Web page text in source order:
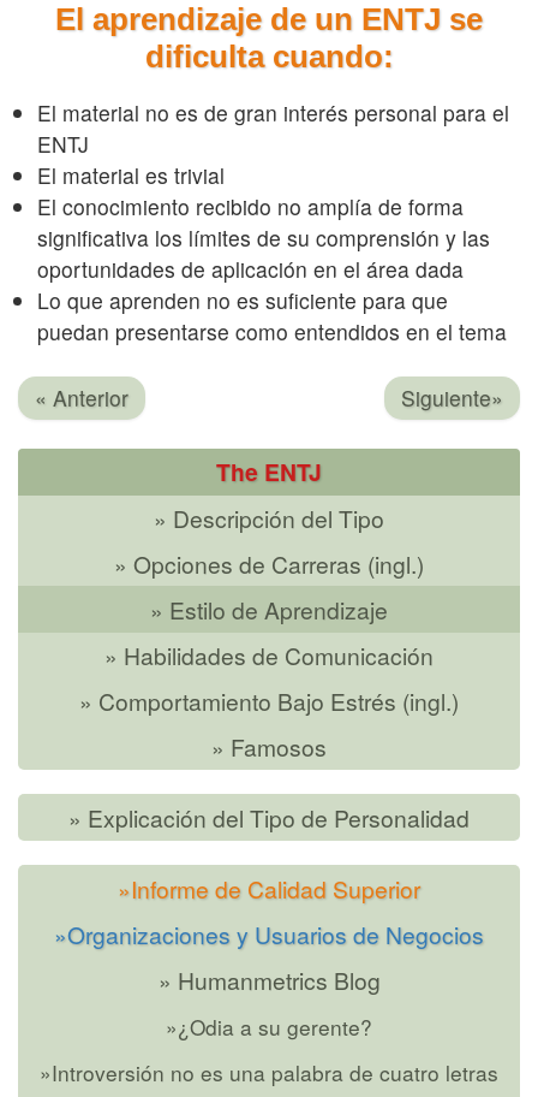
El aprendizaje de un ENTJ se
dificulta cuando:
El material no es de gran interés personal para el
ENTJ
El material es trivial
El conocimiento recibido no amplía de forma
significativa los límites de su comprensión y las
oportunidades de aplicación en el área dada
Lo que aprenden no es suficiente para que
puedan presentarse como entendidos en el tema
« Anterior Siguiente»
The ENTJ
» Descripción del Tipo
» Opciones de Carreras (ingl.)
» Estilo de Aprendizaje
» Habilidades de Comunicación
» Comportamiento Bajo Estrés (ingl.)
» Famosos
» Explicación del Tipo de Personalidad
»Informe de Calidad Superior
»Organizaciones y Usuarios de Negocios
» Humanmetrics Blog
»¿Odia a su gerente?
»Introversión no es una palabra de cuatro letras